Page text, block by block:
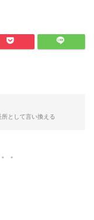
所として言い換える